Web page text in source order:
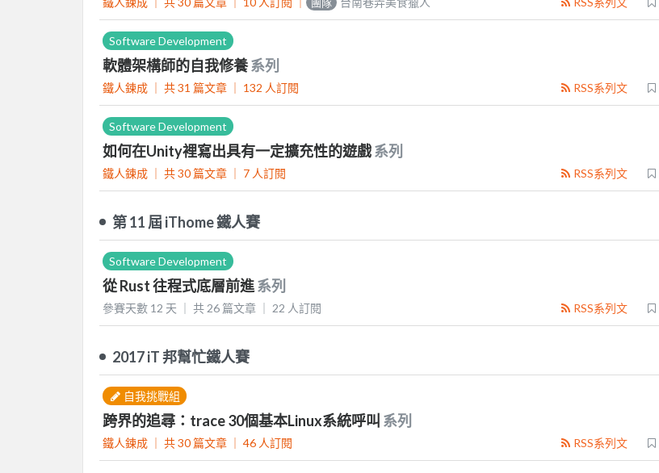
Software Development
軟體架構師的自我修養系列
鐵人鍊成 ｜ 共 31 篇文章 ｜ 132 人訂閱 RSS系列文
Software Development
如何在Unity裡寫出具有一定擴充性的遊戲系列
鐵人鍊成 ｜ 共 30 篇文章 ｜ 7 人訂閱 RSS系列文
第 11 屆 iThome 鐵人賽
Software Development
從 Rust 往程式底層前進系列
參賽天數 12 天 ｜ 共 26 篇文章 ｜ 22 人訂閱 RSS系列文
2017 iT 邦幫忙鐵人賽
自我挑戰組
跨界的追尋：trace 30個基本Linux系統呼叫 系列
鐵人鍊成 ｜ 共 30 篇文章 ｜ 46 人訂閱 RSS系列文